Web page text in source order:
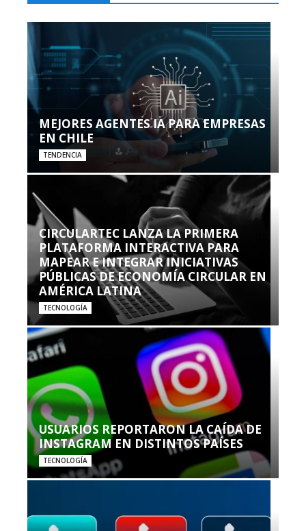
MEJORES AGENTES IA PARA EMPRESAS
EN CHILE
TENDENCIA
CIRCULARTEC LANZA LA PRIMERA
PLATAFORMA INTERACTIVA PARA
MAPEAR E INTEGRAR INICIATIVAS
PÚBLICAS DE ECONOMÍA CIRCULAR EN
AMÉRICA LATINA
TECNOLOGÍA
USUARIOS REPORTARON LA CAÍDA DE
INSTAGRAM EN DISTINTOS PAÍSES
TECNOLOGÍA